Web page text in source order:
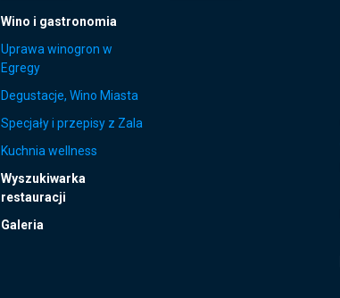
Wino i gastronomia
Uprawa winogron w
Egregy
Degustacje, Wino Miasta
Specjały i przepisy z Zala
Kuchnia wellness
Wyszukiwarka
restauracji
Galeria